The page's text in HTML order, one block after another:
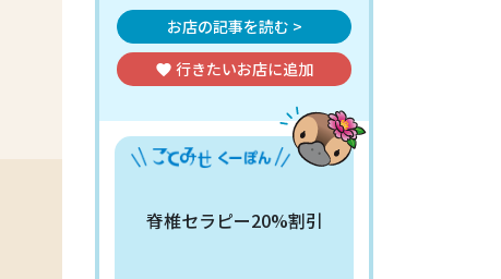
お店の記事を読む >
favorite 行きたいお店に追加
脊椎セラピー20%割引